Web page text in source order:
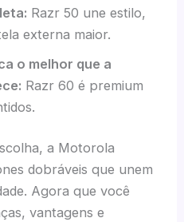
Razr 50 une estilo,
externa maior.
o melhor que a
Razr 60 é premium
a Motorola
dobráveis que unem
Agora que você
vantagens e